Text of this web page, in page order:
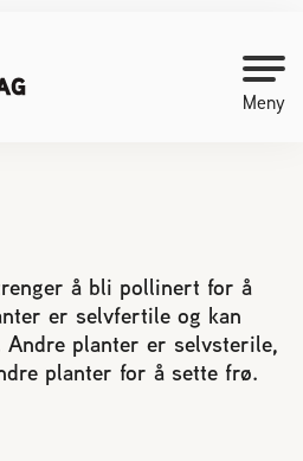
Meny
å bli pollinert for å
er selvfertile og kan
planter er selvsterile,
planter for å sette frø.